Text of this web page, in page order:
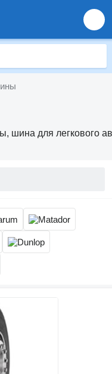
шина для легкового